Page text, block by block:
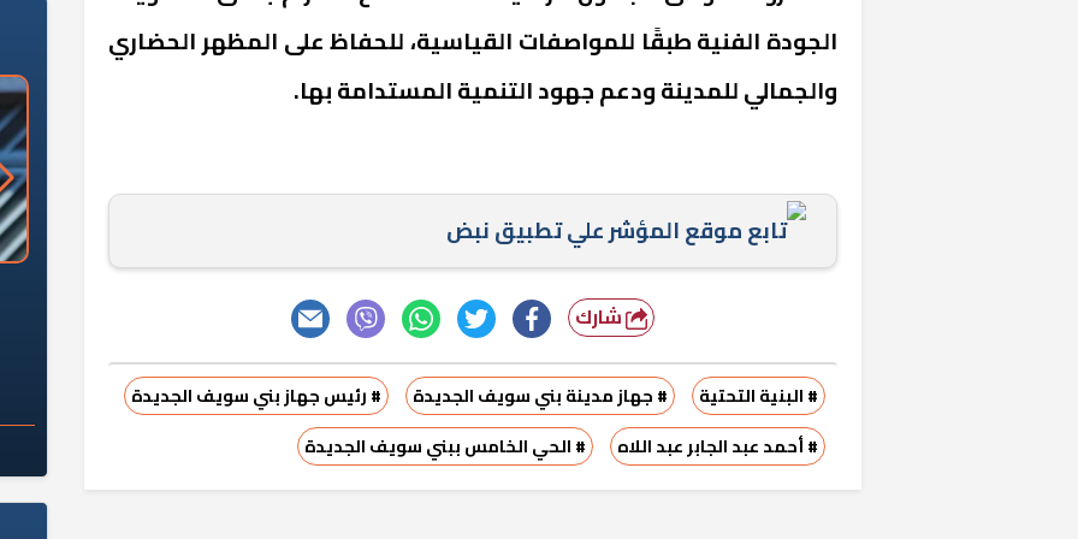
الجودة الفنية طبقًا للمواصفات القياسية، للحفاظ على المظهر الحضاري
والجمالي للمدينة ودعم جهود التنمية المستدامة بها.
تابع موقع المؤشر علي تطبيق نبض
شارك
# البنية التحتية # جهاز مدينة بني سويف الجديدة
# رئيس جهاز بني سويف الجديدة
# أحمد عبد الجابر عبد اللاه
# الحي الخامس ببني سويف الجديدة
خشبية بفناء مقبرة "باكي"